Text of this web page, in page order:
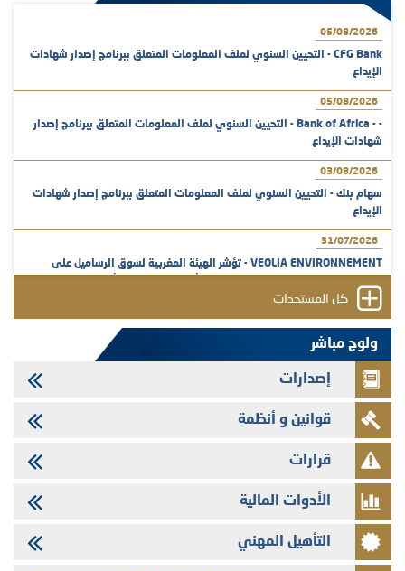
05/08/2026
CFG Bank - التحيين السنوي لملف المعلومات المتعلق ببرنامج إصدار شهادات
الإيداع
05/08/2026
- - Bank of Africa - التحيين السنوي لملف المعلومات المتعلق ببرنامج إصدار
شهادات الإيداع
03/08/2026
سهام بنك - التحيين السنوي لملف المعلومات المتعلق ببرنامج إصدار شهادات
الإيداع
31/07/2026
VEOLIA ENVIRONNEMENT - تؤشر الهيئة المغربية لسوق الرساميل على
29/07/2026
وفابايل - التحيين السنوي لملف المعلومات المتعلق ببرنامج إصدار سندات
شركات التمويل
29/07/2026
تهنئة بمناسبة عيد العرش المجيد
29/07/2026
تنشر الهيئة المغربية لسوق الرساميل العدد الرابع عشر من مجلة سوق الرساميل
28/07/2026
Med Paper - تجاوز حد المساهمة 5%
24/07/2026
كل المستجدات
ولوج مباشر
إصدارات
قوانين و أنظمة
قرارات
الأدوات المالية
التأهيل المهني